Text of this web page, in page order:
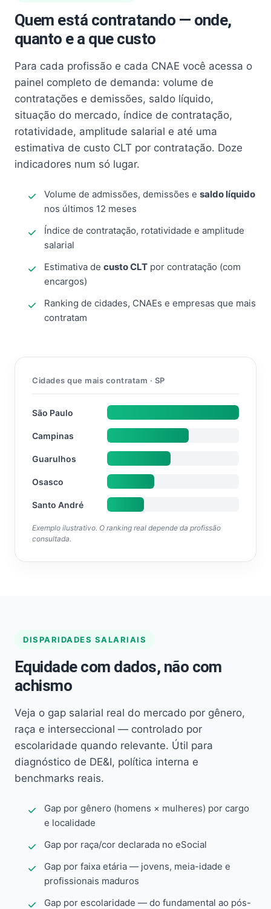
Quem está contratando — onde,
quanto e a que custo
Para cada profissão e cada CNAE você acessa o
painel completo de demanda: volume de
contratações e demissões, saldo líquido,
situação do mercado, índice de contratação,
rotatividade, amplitude salarial e até uma
estimativa de custo CLT por contratação. Doze
indicadores num só lugar.
Volume de admissões, demissões e saldo líquido
nos últimos 12 meses
Índice de contratação, rotatividade e amplitude
salarial
Estimativa de custo CLT por contratação (com
encargos)
Ranking de cidades, CNAEs e empresas que mais
contratam
Cidades que mais contratam · SP
São Paulo
Campinas
Guarulhos
Osasco
Santo André
Exemplo ilustrativo. O ranking real depende da profissão
consultada.
DISPARIDADES SALARIAIS
Equidade com dados, não com
achismo
Veja o gap salarial real do mercado por gênero,
raça e interseccional — controlado por
escolaridade quando relevante. Útil para
diagnóstico de DE&I, política interna e
benchmarks reais.
Gap por gênero (homens × mulheres) por cargo
e localidade
Gap por raça/cor declarada no eSocial
Gap por faixa etária — jovens, meia-idade e
profissionais maduros
Gap por escolaridade — do fundamental ao pós-